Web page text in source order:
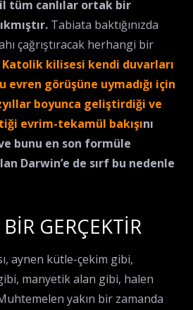
tüm canlılar ortak bir
Tabiata baktığınızda
çağrıştıracak herhangi bir
Katolik kilisesi kendi duvarları
evren görüşüne uymadığı için
boyunca geliştirdiği ve
evrim-tekamül bakışını
bunu en son formüle
Darwin’e de sırf bu nedenle
GERÇEKTİR
aynen kütle-çekim gibi,
manyetik alan gibi, halen
yakın bir zamanda